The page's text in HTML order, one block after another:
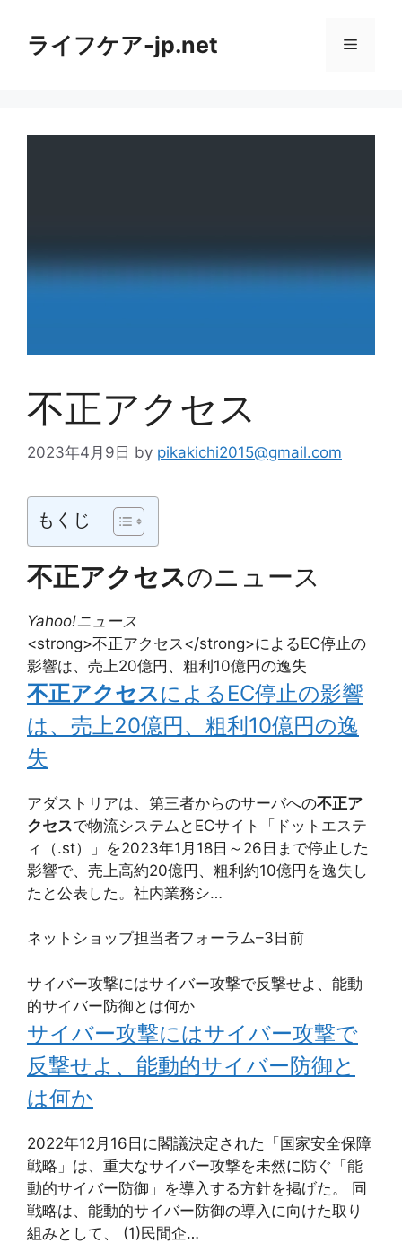
ライフケア-jp.net メ
不正アクセス
2023年4月9日 by pikakichi2015@gmail.com
もくじ
不正アクセスのニュース
Yahoo!ニュース
<strong>不正アクセス</strong>によるEC停止の
影響は、売上20億円、粗利10億円の逸失
不正アクセスによるEC停止の影響
は、売上20億円、粗利10億円の逸
失
アダストリアは、第三者からのサーバへの不正ア
クセスで物流システムとECサイト「ドットエステ
ィ（.st）」を2023年1月18日～26日まで停止した
影響で、売上高約20億円、粗利約10億円を逸失し
たと公表した。社内業務シ…
ネットショップ担当者フォーラム–3日前
サイバー攻撃にはサイバー攻撃で反撃せよ、能動
的サイバー防御とは何か
サイバー攻撃にはサイバー攻撃で
反撃せよ、能動的サイバー防御と
は何か
2022年12月16日に閣議決定された「国家安全保障
戦略」は、重大なサイバー攻撃を未然に防ぐ「能
動的サイバー防御」を導入する方針を掲げた。 同
戦略は、能動的サイバー防御の導入に向けた取り
組みとして、 (1)民間企…